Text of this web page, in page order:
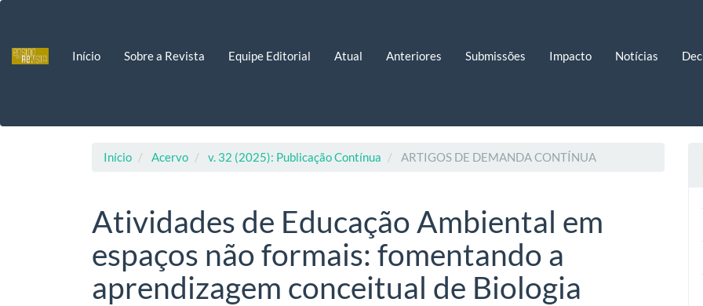
principalInício Sobre a Revista Equipe Editorial Atual Anteriores Submissões Impacto Notícias
Início Acervo v. 32 (2025): Publicação Contínua ARTIGOS DE DEMANDA CONTÍNUA
Atividades de Educação Ambiental em
espaços não formais: fomentando a
aprendizagem conceitual de Biologia